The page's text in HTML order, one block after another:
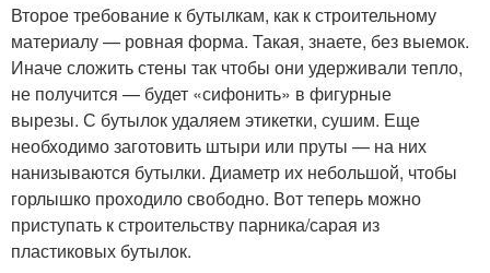
Второе требование к бутылкам, как к строительному
материалу — ровная форма. Такая, знаете, без выемок.
Иначе сложить стены так чтобы они удерживали тепло,
не получится — будет «сифонить» в фигурные
вырезы. С бутылок удаляем этикетки, сушим. Еще
необходимо заготовить штыри или пруты — на них
нанизываются бутылки. Диаметр их небольшой, чтобы
горлышко проходило свободно. Вот теперь можно
приступать к строительству парника/сарая из
пластиковых бутылок.